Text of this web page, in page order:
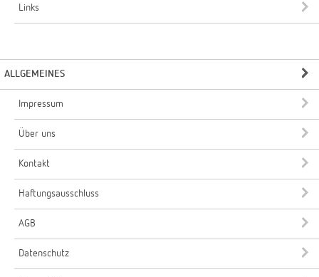
Links
ALLGEMEINES
Impressum
Über uns
Kontakt
Haftungsausschluss
AGB
Datenschutz